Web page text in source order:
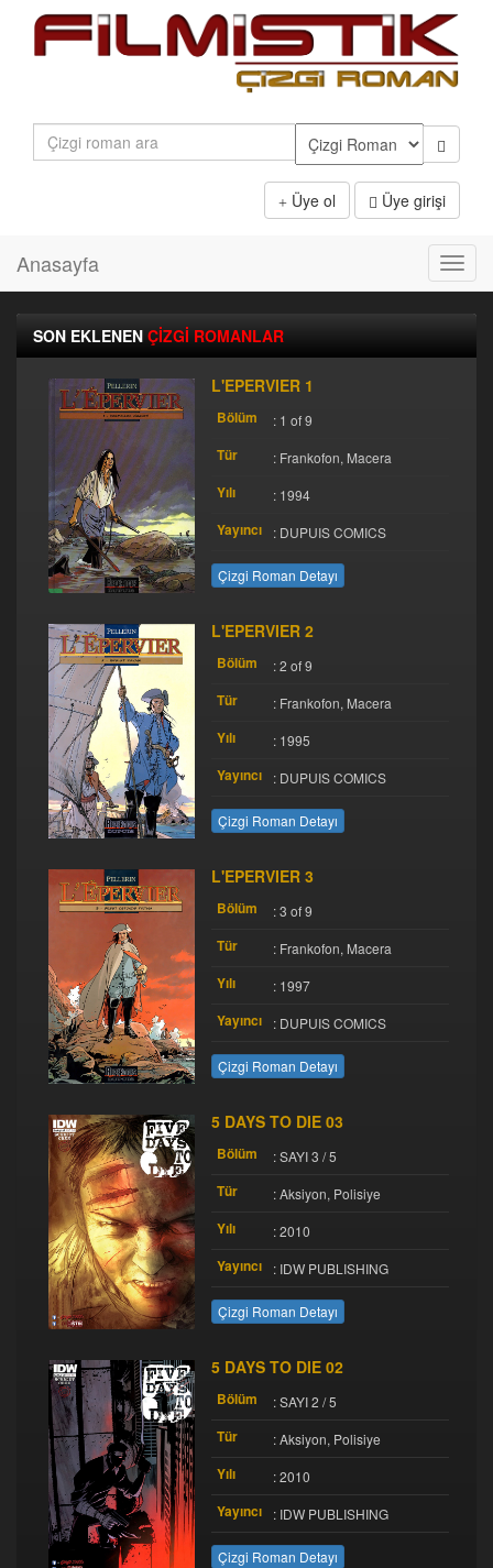
Üye ol Üye girişi
Anasayfa
SON EKLENEN ÇİZGİ ROMANLAR
L'EPERVIER 1
Bölüm : 1 of 9
Tür : Frankofon, Macera
Yılı : 1994
Yayıncı : DUPUIS COMICS
Çizgi Roman Detayı
L'EPERVIER 2
Bölüm : 2 of 9
Tür : Frankofon, Macera
Yılı : 1995
Yayıncı : DUPUIS COMICS
Çizgi Roman Detayı
L'EPERVIER 3
Bölüm : 3 of 9
Tür : Frankofon, Macera
Yılı : 1997
Yayıncı : DUPUIS COMICS
Çizgi Roman Detayı
5 DAYS TO DIE 03
Bölüm : SAYI 3 / 5
Tür : Aksiyon, Polisiye
Yılı : 2010
Yayıncı : IDW PUBLISHING
Çizgi Roman Detayı
5 DAYS TO DIE 02
Bölüm : SAYI 2 / 5
Tür : Aksiyon, Polisiye
Yılı : 2010
Yayıncı : IDW PUBLISHING
Çizgi Roman Detayı